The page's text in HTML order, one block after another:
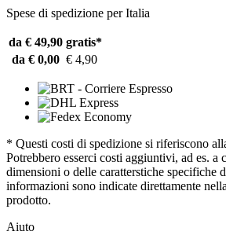
Spese di spedizione per Italia
da € 49,90 gratis*
da € 0,00 € 4,90
* Questi costi di spedizione si riferiscono
Potrebbero esserci costi aggiuntivi, ad es. a
dimensioni o delle caratterstiche specifiche
informazioni sono indicate direttamente
prodotto.
Aiuto